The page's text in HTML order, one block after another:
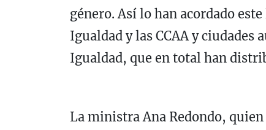
género. Así lo han acordado
Igualdad y las CCAA y ciudades
Igualdad, que en total han
La ministra Ana Redondo,